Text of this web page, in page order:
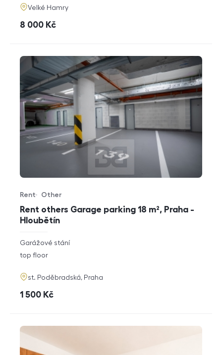
adresa
Velké Hamry
cena
8 000 Kč
Rent others Garage parking 18 m², Praha -
Hloubětín
Offer type
Rent
Property type
Other
rozměry
disposition
Garážové stání
funkce
top floor
adresa
st. Poděbradská, Praha
cena
1 500 Kč